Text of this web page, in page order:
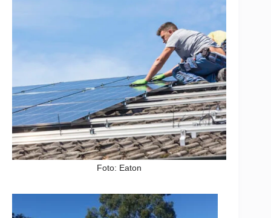
Foto: Eaton